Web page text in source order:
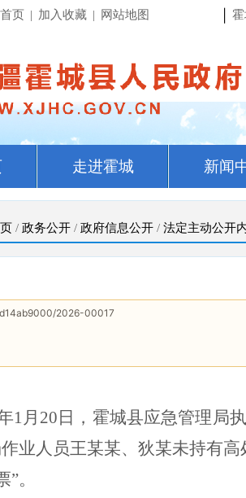
页 | 加入收藏 | 网站地图
走进霍城 新闻
/ 政务公开 / 政府信息公开 / 法定主动公开
d14ab9000/2026-00017
1月20日，霍城县应急管理局
业人员王某某、狄某未持有高
。